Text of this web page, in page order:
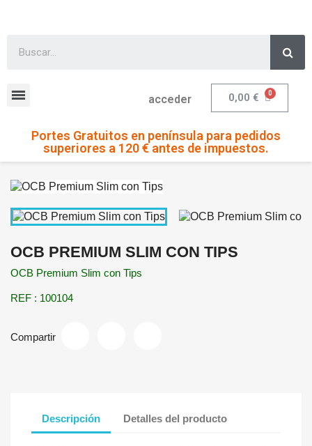
acceder 0,00 €
Portes Gratuitos en península para pedidos
superiores a 120 € antes de impuestos.
OCB PREMIUM SLIM CON TIPS
OCB Premium Slim con Tips
REF : 100104
Compartir
Descripción Detalles del producto